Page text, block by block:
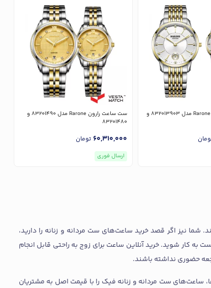
ست ساعت رارون Rarone مدل 832013903 و
ست ساعت رارون Rarone مدل 83201490 و
83201480
60,310,000 تومان
ارسال فوری
شما نیز اگر قصد خرید ساعت‌های ست مردانه و زنانه را دارید،
کار شوید. خرید آنلاین ساعت برای زوج به راحتی قابل انجام
حضوری نداشته باشند.
ساعت‌های ست مردانه و زنانه فیک را با قیمت اصل به مشتریان